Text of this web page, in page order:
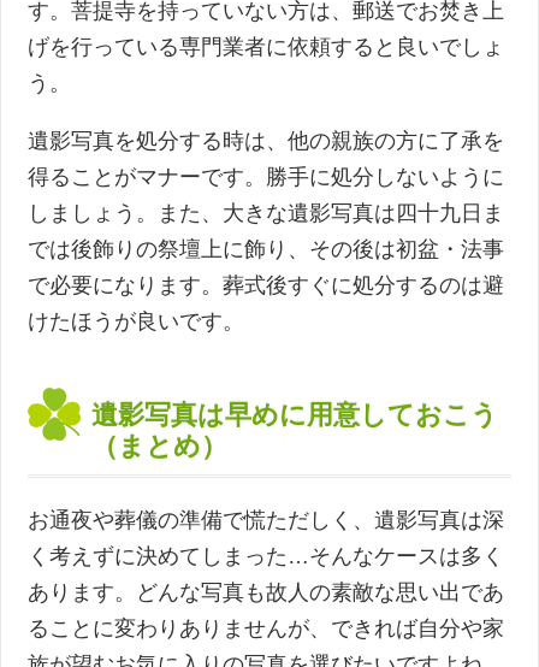
す。菩提寺を持っていない方は、郵送でお焚き上
げを行っている専門業者に依頼すると良いでしょ
う。
遺影写真を処分する時は、他の親族の方に了承を
得ることがマナーです。勝手に処分しないように
しましょう。また、大きな遺影写真は四十九日ま
では後飾りの祭壇上に飾り、その後は初盆・法事
で必要になります。葬式後すぐに処分するのは避
けたほうが良いです。
遺影写真は早めに用意しておこう
（まとめ）
お通夜や葬儀の準備で慌ただしく、遺影写真は深
く考えずに決めてしまった…そんなケースは多く
あります。どんな写真も故人の素敵な思い出であ
ることに変わりありませんが、できれば自分や家